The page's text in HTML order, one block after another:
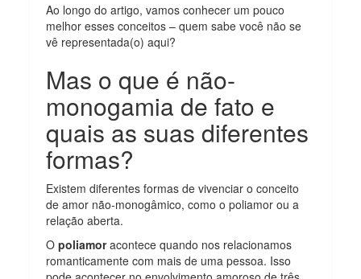
Ao longo do artigo, vamos conhecer um pouco
melhor esses conceitos – quem sabe você não se
vê representada(o) aqui?
Mas o que é não-
monogamia de fato e
quais as suas diferentes
formas?
Existem diferentes formas de vivenciar o conceito
de amor não-monogâmico, como o poliamor ou a
relação aberta.
Opoliamoracontece quando nos relacionamos
romanticamente com mais de uma pessoa. Isso